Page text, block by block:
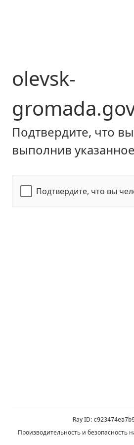
olevsk-
Подтвердите, что
выполнив
Подтвердите, что вы
Ray ID:
Производительность и безопасность